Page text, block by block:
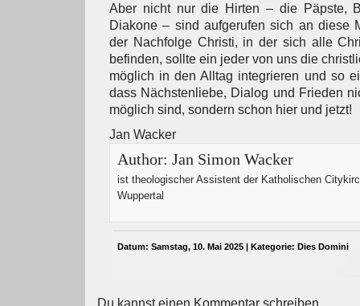
Aber nicht nur die Hirten – die Päpste,
Diakone – sind aufgerufen sich an diese
der Nachfolge Christi, in der sich alle
befinden, sollte ein jeder von uns die
möglich in den Alltag integrieren und so
dass Nächstenliebe, Dialog und Frieden
möglich sind, sondern schon hier und jetzt!
Jan Wacker
Author:Jan Simon Wacker
ist theologischer Assistent der Katholischen
Wuppertal
Datum: Samstag, 10. Mai 2025 | Kategorie: Dies Domini
Du kannst einen Kommentar schreiben.